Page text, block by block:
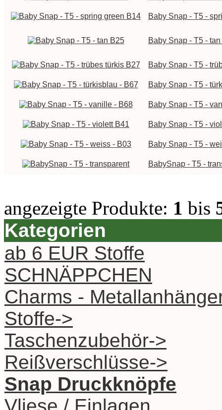
Baby Snap - T5 -
Baby Snap - T5 -
Baby Snap - T5 -
Baby Snap - T5 -
Baby Snap - T5 -
Baby Snap - T5 -
Baby Snap - T5 -
BabySnap - T5 -
angezeigte Produkte: 1 bis
Kategorien
ab 6 EUR Stoffe
SCHNÄPPCHEN
Charms -
Stoffe->
Taschenzubehör->
Reißverschlüsse->
Snap Druckknöpfe
Vliese / Einlagen